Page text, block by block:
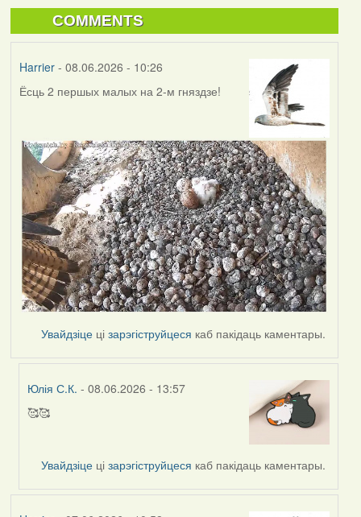
COMMENTS
Harrier- 08.06.2026 - 10:26
Ёсць 2 першых малых на 2-м гняздзе!
Увайдзіце цізарэгіструйцеся каб пакідаць каментары.
Юлія С.К. - 08.06.2026 - 13:57
In
🥰🥰
Увайдзіце цізарэгіструйцеся каб пакідаць каментары.